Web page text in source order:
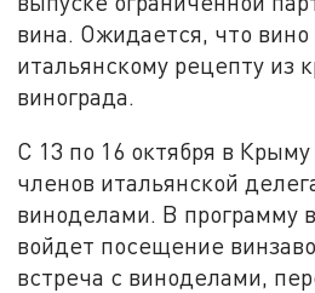
вина. Ожидается, что вино
итальянскому рецепту из
винограда.
С 13 по 16 октября в
членов итальянской
виноделами. В программу
войдет посещение
встреча с виноделами,